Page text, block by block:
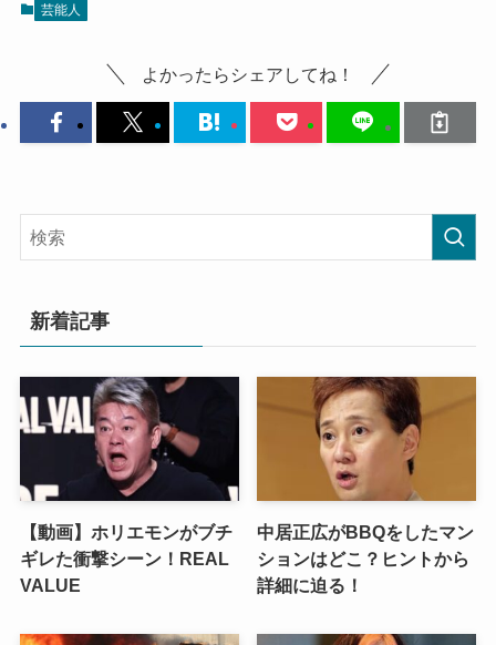
芸能人
よかったらシェアしてね！
新着記事
【動画】ホリエモンがブチ
ギレた衝撃シーン！REAL
VALUE
中居正広がBBQをしたマン
ションはどこ？ヒントから
詳細に迫る！